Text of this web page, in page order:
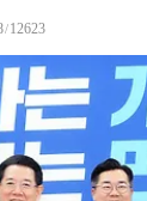
/12623